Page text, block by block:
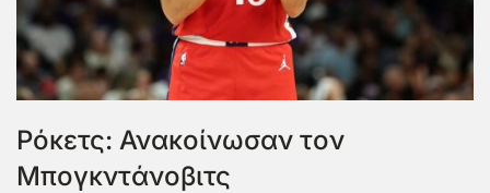
Ρόκετς: Ανακοίνωσαν τον
Μπογκντάνοβιτς